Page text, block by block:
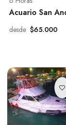
Acuario San
desde $65.000